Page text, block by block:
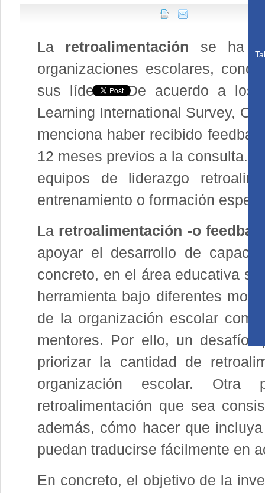
La retroalimentación se ha
organizaciones escolares,
sus líderes. De acuerdo a los
Learning International Survey,
menciona haber recibido
12 meses previos a la consulta.
equipos de liderazgo
entrenamiento o formación
La retroalimentación -o
apoyar el desarrollo de
concreto, en el área educativa
herramienta bajo diferentes
de la organización escolar
mentores. Por ello, un desafío
priorizar la cantidad de
organización escolar. Otra
retroalimentación que sea
además, cómo hacer que
puedan traducirse fácilmente en
En concreto, el objetivo de la